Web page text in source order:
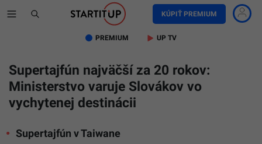
KÚPIŤ PREMIUM
PREMIUM UP TV
Supertajfún najväčší za 20 rokov:
Ministerstvo varuje Slovákov vo
vychytenej destinácii
Supertajfún v Taiwane